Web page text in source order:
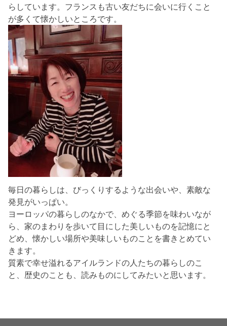
らしています。フランスも古い友だちに会いに行くこと
が多くて懐かしいところです。
毎日の暮らしは、びっくりするような出会いや、素敵な
発見がいっぱい。
ヨーロッパの暮らしのなかで、めぐる季節を味わいなが
ら、家のまわりを歩いて目にした美しいものを記憶にと
どめ、懐かしい場所や美味しいものことを書きとめてい
きます。
質素で幸せ溢れるアイルランドの人たちの暮らしのこ
と、歴史のことも、読みものにしてみたいと思います。